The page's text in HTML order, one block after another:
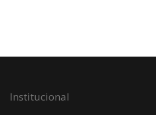
Institucional